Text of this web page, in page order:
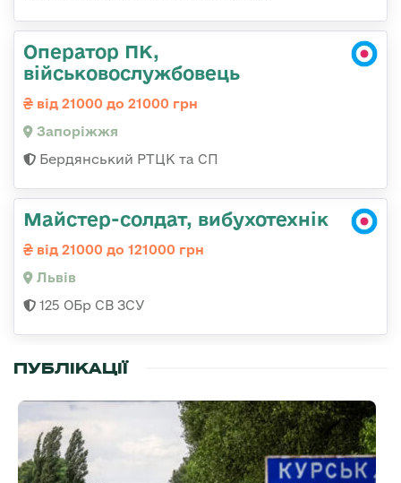
Оператор ПК,
військовослужбовець
від 21000 до 21000 грн
Запоріжжя
Бердянський РТЦК та СП
Майстер-солдат, вибухотехнік
від 21000 до 121000 грн
Львів
125 ОБр СВ ЗСУ
ПУБЛІКАЦІЇ